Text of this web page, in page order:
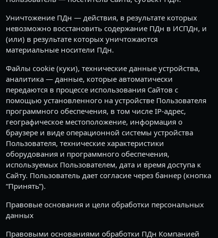
Уничтожение ПДн — действия, в результате которых
невозможно восстановить содержание ПДн в ИСПДн, и
(или) в результате которых уничтожаются
материальные носители ПДн.
Файлы cookie (куки), технические данные устройства,
аналитика — данные, которые автоматически
передаются в процессе использования Сайтов с
помощью установленного на устройстве Пользователя
программного обеспечения, в том числе IP-адрес,
географическое местоположение, информация о
браузере и виде операционной системы устройства
Пользователя, технические характеристики
оборудования и программного обеспечения,
используемых Пользователем, дата и время доступа к
Сайту. Пользователь дает согласие через баннер (кнопка
“Принять”).
Правовые основания и цели обработки персональных
данных
Правовыми основаниями обработки ПДн Компанией